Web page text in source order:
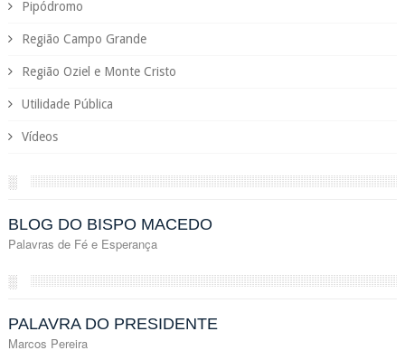
Pipódromo
Região Campo Grande
Região Oziel e Monte Cristo
Utilidade Pública
Vídeos
░
BLOG DO BISPO MACEDO
Palavras de Fé e Esperança
░
PALAVRA DO PRESIDENTE
Marcos Pereira